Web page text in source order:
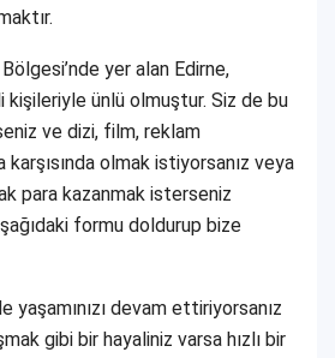
yer alan Edirne,
ünlü olmuştur. Siz de bu
ve dizi, film, reklam
olmak istiyorsanız veya
para kazanmak isterseniz
formu doldurup bize
yaşamınızı devam ettiriyorsanız
gibi bir hayaliniz varsa hızlı bir